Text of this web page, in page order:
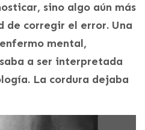
sino algo aún más
de corregir el error. Una
mental,
a ser interpretada
La cordura dejaba